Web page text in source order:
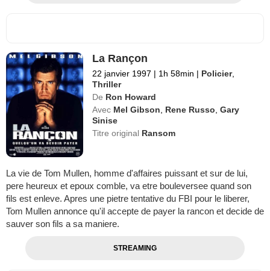
La Rançon
22 janvier 1997 | 1h 58min | Policier,
Thriller
De Ron Howard
Avec Mel Gibson Rene Russo ,Gary
Sinise
Titre original Ransom
La vie de Tom Mullen, homme d'affaires puissant et sur de lui,
pere heureux et epoux comble, va etre bouleversee quand son
fils est enleve. Apres une pietre tentative du FBI pour le liberer,
Tom Mullen annonce qu'il accepte de payer la rancon et decide de
sauver son fils a sa maniere.
STREAMING